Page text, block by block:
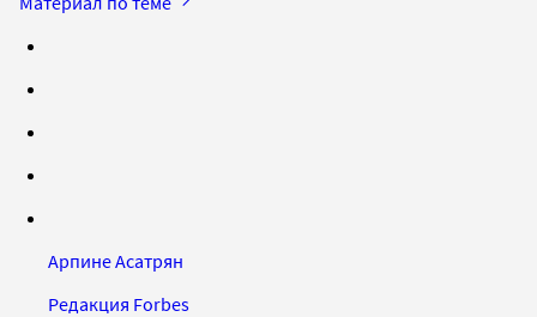
Арпине Асатрян
Редакция Forbes